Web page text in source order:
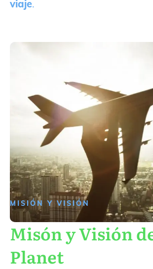
viaje.
MISIÓN Y VISIÓN
Misón y Visión
Planet